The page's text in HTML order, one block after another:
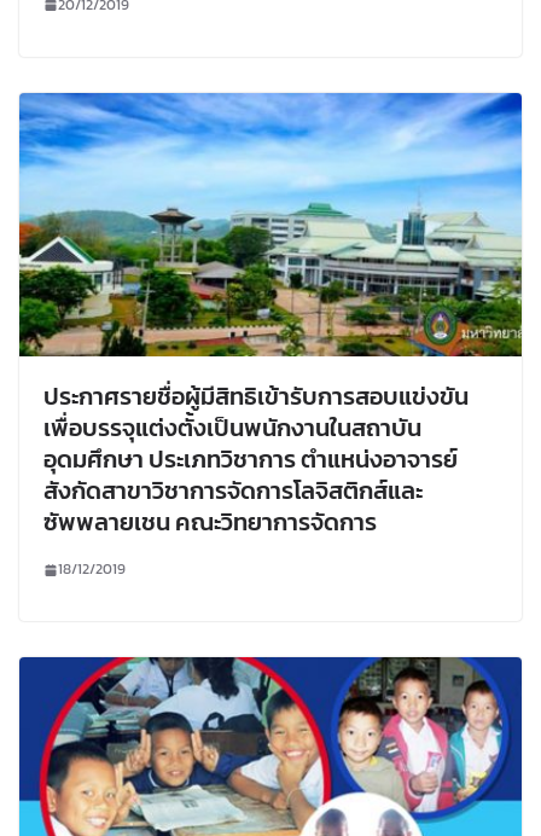
20/12/2019
ประกาศรายชื่อผู้มีสิทธิเข้ารับการสอบแข่งขัน
เพื่อบรรจุแต่งตั้งเป็นพนักงานในสถาบัน
อุดมศึกษา ประเภทวิชาการ ตำแหน่งอาจารย์
สังกัดสาขาวิชาการจัดการโลจิสติกส์และ
ซัพพลายเชน คณะวิทยาการจัดการ
18/12/2019